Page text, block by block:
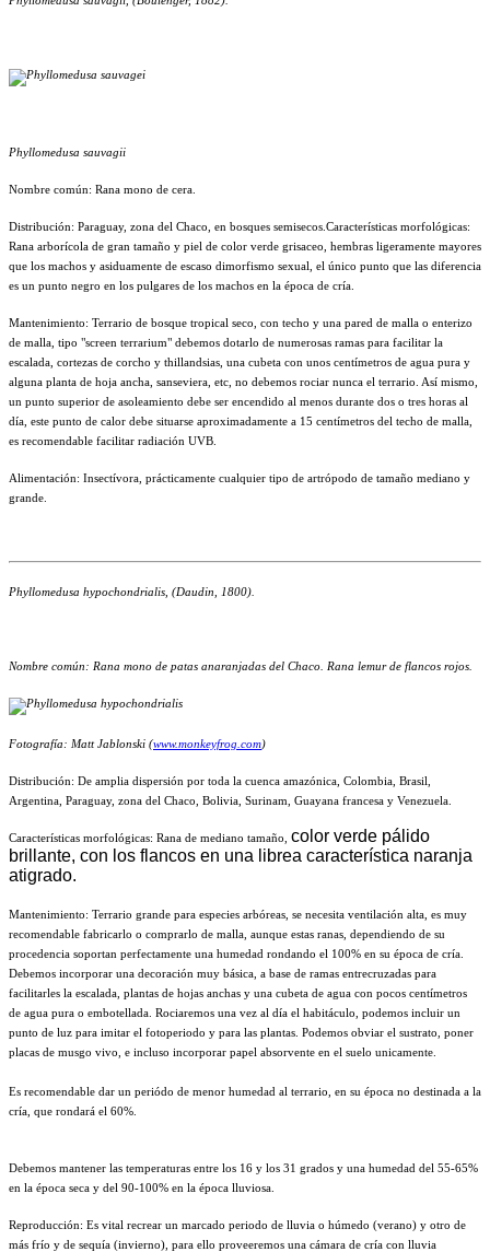
Phyllomedusa sauvagii
Nombre común: Rana mono de cera.
Distribución: Paraguay, zona del Chaco, en bosques semisecos. Características morfológicas:
Rana arborícola de gran tamaño y piel de color verde grisaceo, hembras ligeramente mayores
que los machos y asiduamente de escaso dimorfismo sexual, el único punto que las diferencia
es un punto negro en los pulgares de los machos en la época de cría.
Mantenimiento: Terrario de bosque tropical seco, con techo y una pared de malla o enterizo
de malla, tipo "screen terrarium" debemos dotarlo de numerosas ramas para facilitar la
escalada, cortezas de corcho y thillandsias, una cubeta con unos centímetros de agua pura y
alguna planta de hoja ancha, sanseviera, etc, no debemos rociar nunca el terrario. Así mismo,
un punto superior de asoleamiento debe ser encendido al menos durante dos o tres horas al
día, este punto de calor debe situarse aproximadamente a 15 centímetros del techo de malla,
es recomendable facilitar radiación UVB.
Alimentación: Insectívora, prácticamente cualquier tipo de artrópodo de tamaño mediano y
grande.
Phyllomedusa hypochondrialis, (Daudin, 1800).
Nombre común: Rana mono de patas anaranjadas del Chaco. Rana lemur de flancos rojos.
Fotografía: Matt Jablonski (www.monkeyfrog.com)
Distribución: De amplia dispersión por toda la cuenca amazónica, Colombia, Brasil,
Argentina, Paraguay, zona del Chaco, Bolivia, Surinam, Guayana francesa y Venezuela.
Características morfológicas: Rana de mediano tamaño, color verde pálido
brillante, con los flancos en una librea característica naranja
atigrado.
Mantenimiento: Terrario grande para especies arbóreas, se necesita ventilación alta, es muy
recomendable fabricarlo o comprarlo de malla, aunque estas ranas, dependiendo de su
procedencia soportan perfectamente una humedad rondando el 100% en su época de cría.
Debemos incorporar una decoración muy básica, a base de ramas entrecruzadas para
facilitarles la escalada, plantas de hojas anchas y una cubeta de agua con pocos centímetros
de agua pura o embotellada. Rociaremos una vez al día el habitáculo, podemos incluir un
punto de luz para imitar el fotoperiodo y para las plantas. Podemos obviar el sustrato, poner
placas de musgo vivo, e incluso incorporar papel absorvente en el suelo unicamente.
Es recomendable dar un periódo de menor humedad al terrario, en su época no destinada a la
cría, que rondará el 60%.
Debemos mantener las temperaturas entre los 16 y los 31 grados y una humedad del 55-65%
en la época seca y del 90-100% en la época lluviosa.
Reproducción: Es vital recrear un marcado periodo de lluvia o húmedo (verano) y otro de
más frío y de sequía (invierno), para ello proveeremos una cámara de cría con lluvia